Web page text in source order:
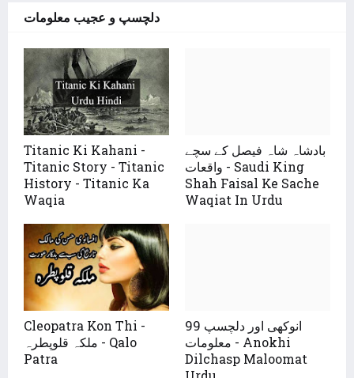
دلچسپ و عجیب معلومات
Titanic Ki Kahani -
Titanic Story - Titanic
History - Titanic Ka
Waqia
بادشاہ شاہ فیصل کے سچے
واقعات - Saudi King
Shah Faisal Ke Sache
Waqiat In Urdu
Cleopatra Kon Thi -
ملکہ قلوپطرہ - Qalo
Patra
99 انوکھی اور دلچسپ
معلومات - Anokhi
Dilchasp Maloomat